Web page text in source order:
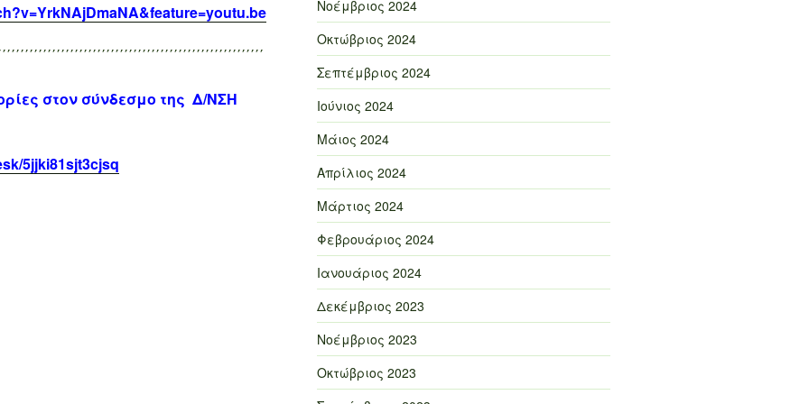
στον σύνδεσμο της Δ/ΝΣΗ
5jjki81sjt3cjsq
Νοέμβριος 2024
Οκτώβριος 2024
Σεπτέμβριος 2024
Ιούνιος 2024
Μάιος 2024
Απρίλιος 2024
Μάρτιος 2024
Φεβρουάριος 2024
Ιανουάριος 2024
Δεκέμβριος 2023
Νοέμβριος 2023
Οκτώβριος 2023